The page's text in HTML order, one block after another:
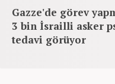
Gazze'de görev
3 bin İsrailli asker
tedavi görüyor